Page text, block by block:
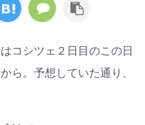
コシツェ２日目のこの日
ら。予想していた通り、